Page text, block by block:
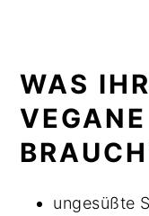
WAS
ungesüßte